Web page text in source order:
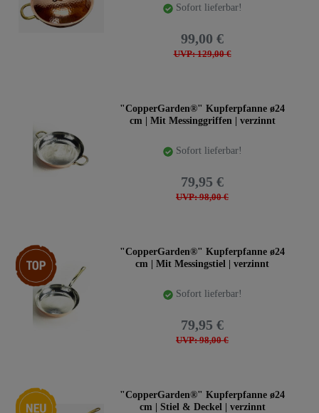
Sofort lieferbar!
UVP: 129,00 €
99,00 €
"CopperGarden®" Kupferpfanne ø24
cm | Mit Messinggriffen | verzinnt
Sofort lieferbar!
UVP: 98,00 €
79,95 €
Top-Artikel
"CopperGarden®" Kupferpfanne ø24
cm | Mit Messingstiel | verzinnt
Sofort lieferbar!
UVP: 98,00 €
79,95 €
Neuheit
"CopperGarden®" Kupferpfanne ø24
cm | Stiel & Deckel | verzinnt